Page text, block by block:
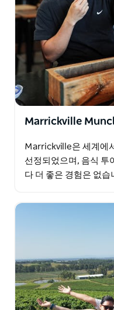
Marrickville
Marrickville은 세계에
선정되었으며, 음식 투
다 더 좋은 경험은 없